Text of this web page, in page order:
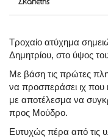
Σκαπέτης
Τροχαίο ατύχημα
Δημητρίου, στο ύψος
Με βάση τις πρώτες
να προσπεράσει ιχ που
με αποτέλεσμα να
προς Μούδρο.
Ευτυχώς πέρα από τις